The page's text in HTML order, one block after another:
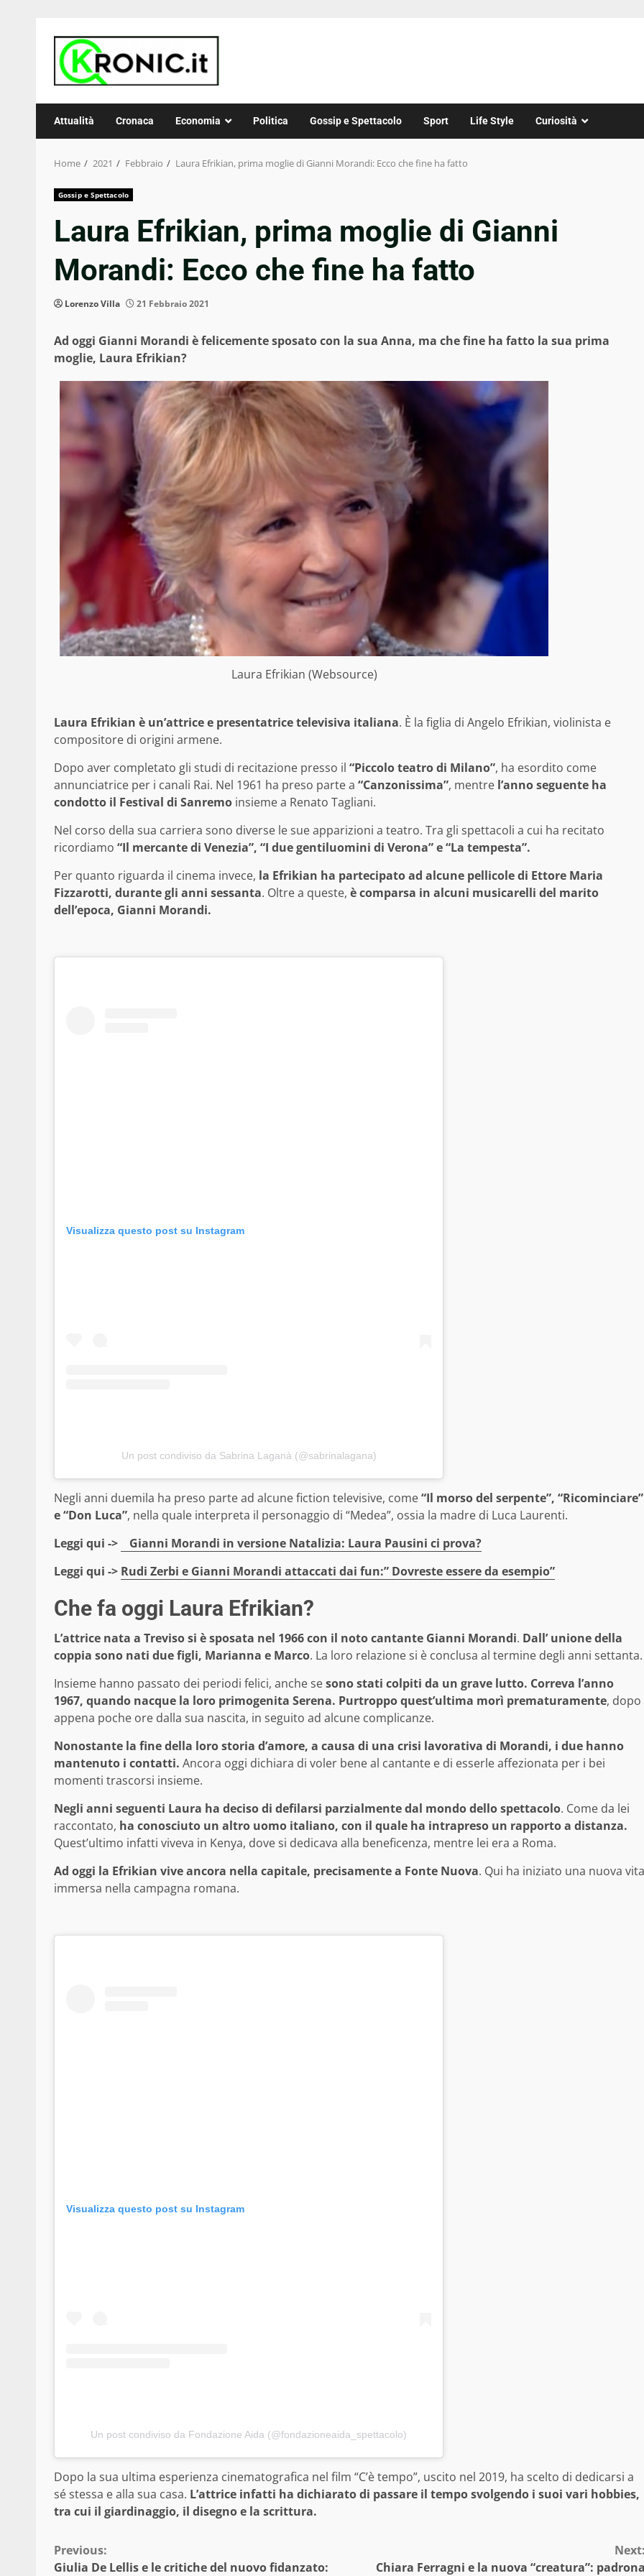
content
Attualità Cronaca Economia Politica Gossip e Spettacolo Sport Life Style Curiosità
Home 2021 Febbraio Laura Efrikian, prima moglie di Gianni Morandi: Ecco che fine ha fatto
Gossip e Spettacolo
Laura Efrikian, prima moglie di Gianni
Morandi: Ecco che fine ha fatto
Lorenzo Villa 21 Febbraio 2021
Ad oggi Gianni Morandi è felicemente sposato con la sua Anna, ma che fine ha fatto la sua prima
moglie, Laura Efrikian?
Laura Efrikian (Websource)
Laura Efrikian è un’attrice e presentatrice televisiva italiana. È la figlia di Angelo Efrikian, violinista e
compositore di origini armene.
Dopo aver completato gli studi di recitazione presso il “Piccolo teatro di Milano”, ha esordito come
annunciatrice per i canali Rai. Nel 1961 ha preso parte a “Canzonissima”, mentre l’anno seguente ha
condotto il Festival di Sanremo insieme a Renato Tagliani.
Nel corso della sua carriera sono diverse le sue apparizioni a teatro. Tra gli spettacoli a cui ha recitato
ricordiamo “Il mercante di Venezia”, “I due gentiluomini di Verona” e “La tempesta”.
Per quanto riguarda il cinema invece, la Efrikian ha partecipato ad alcune pellicole di Ettore Maria
Fizzarotti, durante gli anni sessanta. Oltre a queste, è comparsa in alcuni musicarelli del marito
dell’epoca, Gianni Morandi.
Visualizza questo post su Instagram
Un post condiviso da Sabrina Laganà (@sabrinalagana)
Negli anni duemila ha preso parte ad alcune fiction televisive, come“Il morso del serpente”, “Ricominciare”
e “Don Luca”, nella quale interpreta il personaggio di “Medea”, ossia la madre di Luca Laurenti.
Leggi qui ->
Gianni Morandi in versione Natalizia: Laura Pausini ci prova?
Leggi qui -> Rudi Zerbi e Gianni Morandi attaccati dai fun:” Dovreste essere da esempio”
Che fa oggi Laura Efrikian?
L’attrice nata a Treviso si è sposata nel 1966 con il noto cantante Gianni Morandi. Dall’ unione della
coppia sono nati due figli, Marianna e Marco. La loro relazione si è conclusa al termine degli anni settanta.
Insieme hanno passato dei periodi felici, anche sesono stati colpiti da un grave lutto. Correva l’anno
1967, quando nacque la loro primogenita Serena. Purtroppo quest’ultima morì prematuramente, dopo
appena poche ore dalla sua nascita, in seguito ad alcune complicanze.
Nonostante la fine della loro storia d’amore, a causa di una crisi lavorativa di Morandi, i due hanno
mantenuto i contatti. Ancora oggi dichiara di voler bene al cantante e di esserle affezionata per i bei
momenti trascorsi insieme.
Negli anni seguenti Laura ha deciso di defilarsi parzialmente dal mondo dello spettacolo. Come da lei
raccontato, ha conosciuto un altro uomo italiano, con il quale ha intrapreso un rapporto a distanza.
Quest’ultimo infatti viveva in Kenya, dove si dedicava alla beneficenza, mentre lei era a Roma.
Ad oggi la Efrikian vive ancora nella capitale, precisamente a Fonte Nuova. Qui ha iniziato una nuova vita
immersa nella campagna romana.
Visualizza questo post su Instagram
Un post condiviso da Fondazione Aida (@fondazioneaida_spettacolo)
Dopo la sua ultima esperienza cinematografica nel film “C’è tempo”, uscito nel 2019, ha scelto di dedicarsi a
sé stessa e alla sua casa. L’attrice infatti ha dichiarato di passare il tempo svolgendo i suoi vari hobbies,
tra cui il giardinaggio, il disegno e la scrittura.
Continue
Previous:
Giulia De Lellis e le critiche del nuovo fidanzato:
Chiara Ferragni e la nuova “creatura”: